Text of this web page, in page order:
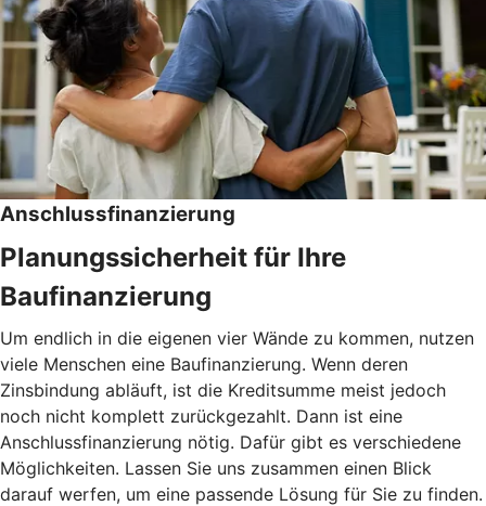
Anschlussfinanzierung
Planungssicherheit für Ihre
Baufinanzierung
Um endlich in die eigenen vier Wände zu kommen, nutzen
viele Menschen eine Baufinanzierung. Wenn deren
Zinsbindung abläuft, ist die Kreditsumme meist jedoch
noch nicht komplett zurückgezahlt. Dann ist eine
Anschlussfinanzierung nötig. Dafür gibt es verschiedene
Möglichkeiten. Lassen Sie uns zusammen einen Blick
darauf werfen, um eine passende Lösung für Sie zu finden.